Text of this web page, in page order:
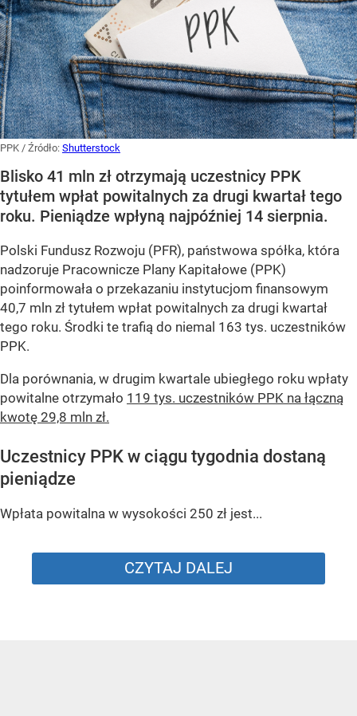
PPK / Źródło: Shutterstock
Blisko 41 mln zł otrzymają uczestnicy PPK
tytułem wpłat powitalnych za drugi kwartał tego
roku. Pieniądze wpłyną najpóźniej 14 sierpnia.
Polski Fundusz Rozwoju (PFR), państwowa spółka, która
nadzoruje Pracownicze Plany Kapitałowe (PPK)
poinformowała o przekazaniu instytucjom finansowym
40,7 mln zł tytułem wpłat powitalnych za drugi kwartał
tego roku. Środki te trafią do niemal 163 tys. uczestników
PPK.
Dla porównania, w drugim kwartale ubiegłego roku wpłaty
powitalne otrzymało 119 tys. uczestników PPK na łączną
kwotę 29,8 mln zł.
Uczestnicy PPK w ciągu tygodnia dostaną
pieniądze
Wpłata powitalna w wysokości 250 zł jest...
CZYTAJ DALEJ